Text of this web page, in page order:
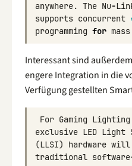
anywhere. The Nu-
supports concurrent
programming for mass
Interessant sind
engere Integration in die
Verfügung gestellten
For Gaming Lighting
exclusive LED Light
(LLSI) hardware will
traditional software